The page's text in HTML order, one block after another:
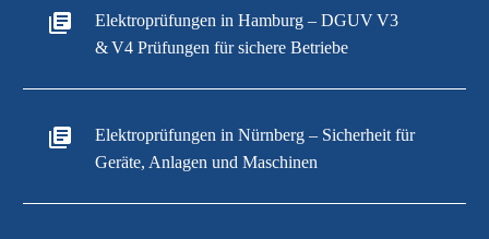
Elektroprüfungen in Hamburg – DGUV V3
& V4 Prüfungen für sichere Betriebe
Elektroprüfungen in Nürnberg – Sicherheit für
Geräte, Anlagen und Maschinen